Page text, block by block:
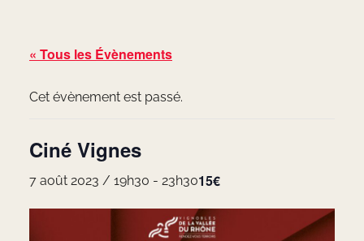
« Tous les Évènements
Cet évènement est passé.
Ciné Vignes
7 août 2023 / 19h30 - 23h3015€